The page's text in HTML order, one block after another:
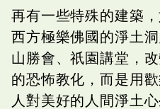
再有一些特殊的建築
西方極樂佛國的淨土
山勝會、祇園講堂，
的恐怖教化，而是用
人對美好的人間淨土